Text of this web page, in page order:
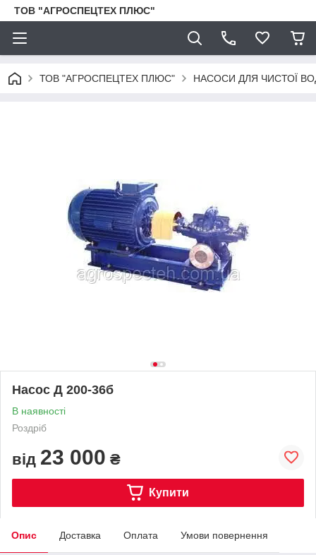
ТОВ "АГРОСПЕЦТЕХ ПЛЮС"
ТОВ "АГРОСПЕЦТЕХ ПЛЮС" НАСОСИ ДЛЯ ЧИСТОЇ
Насос Д 200-36б
В наявності
Роздріб
від 23 000 ₴
Купити
Опис Доставка Оплата Умови повернення